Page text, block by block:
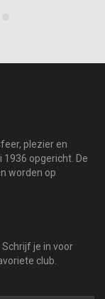
plezier en
1936 opgericht. De
worden op
je in voor
club.